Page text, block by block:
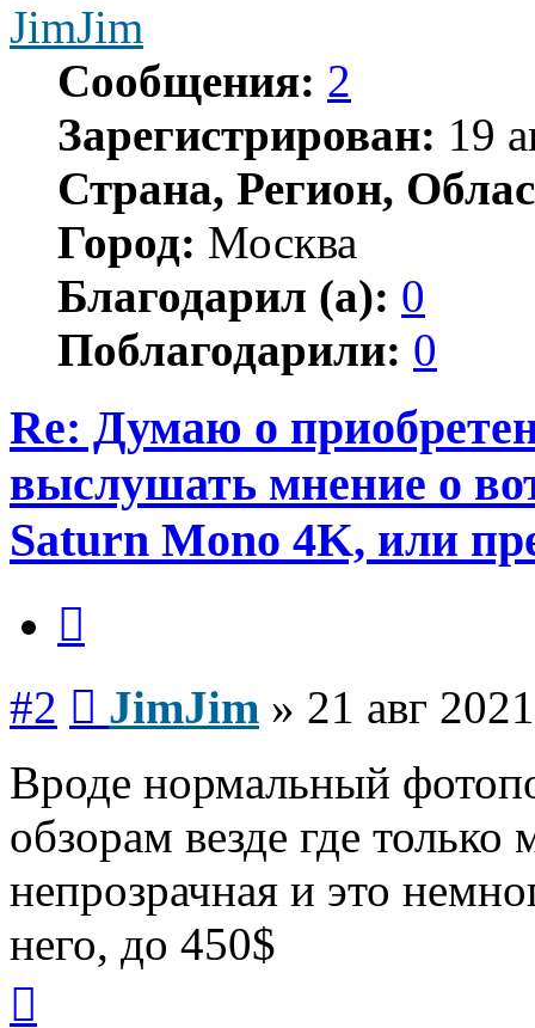
JimJim
Сообщения: 2
Зарегистрирован: 19
Страна, Регион,
Город: Москва
Благодарил (а): 0
Поблагодарили: 0
Re: Думаю о
выслушать мнение о
Saturn Mono 4K, или
#2 JimJim » 21 авг
Вроде нормальный
обзорам везде где
непрозрачная и это
него, до 450$
началу